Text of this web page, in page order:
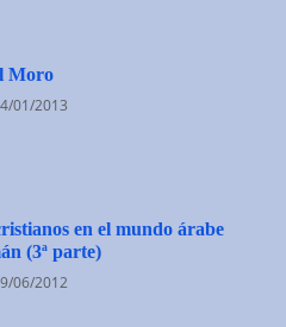
Moro
01/2013
en el mundo árabe
(3ª parte)
06/2012